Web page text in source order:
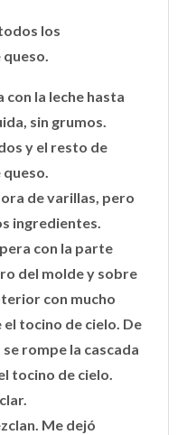
los
con la leche hasta
sin grumos.
y el resto de
de varillas, pero
ingredientes.
con la parte
del molde y sobre
con mucho
tocino de cielo. De
rompe la cascada
tocino de cielo.
Me dejó